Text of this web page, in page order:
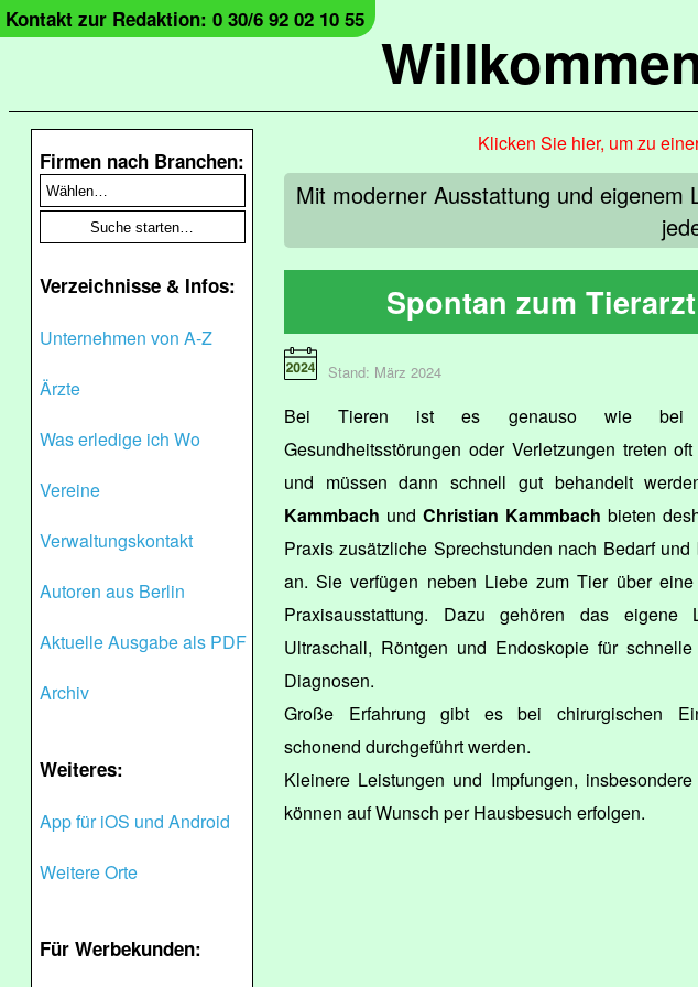
Kontakt zur Redaktion: 0 30/6 92 02 10 55
Firmen nach Branchen:
Verzeichnisse & Infos:
Unternehmen von A-Z
Ärzte
Was erledige ich Wo
Vereine
Verwaltungskontakt
Autoren aus Berlin
Aktuelle Ausgabe als PDF
Archiv
Weiteres:
App für iOS und Android
Weitere Orte
Für Werbekunden:
Klicken Sie hier, um zu
Mit moderner Ausstattung und
Spontan zum Tierarzt
Stand: März 2024
Bei Tieren ist es genauso wie bei
Gesundheitsstörungen oder Verletzungen treten
und müssen dann schnell gut behandelt
Kammbach undChristian Kammbach bieten
Praxis zusätzliche Sprechstunden nach Bedarf und
an. Sie verfügen neben Liebe zum Tier über eine
Praxisausstattung. Dazu gehören das eigene
Ultraschall, Röntgen und Endoskopie für
Diagnosen.
Große Erfahrung gibt es bei chirurgischen
schonend durchgeführt werden.
Kleinere Leistungen und Impfungen,
können auf Wunsch per Hausbesuch erfolgen.